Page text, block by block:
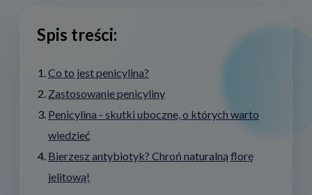
Spis treści:
Co to jest penicylina?
Zastosowanie penicyliny
Penicylina - skutki uboczne, o których warto
wiedzieć
Bierzesz antybiotyk? Chroń naturalną florę
jelitową!